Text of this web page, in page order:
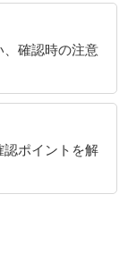
、確認時の注意
認ポイントを解